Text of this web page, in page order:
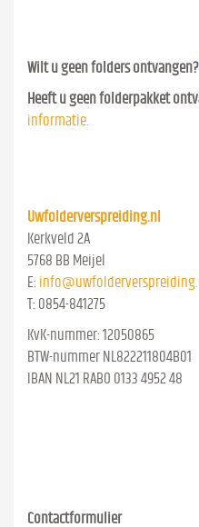
Wilt u geen folders ontvangen?
Heeft u geen folderpakket
informatie.
Uwfolderverspreiding.nl
Kerkveld 2A
5768 BB Meijel
E:
T: 0854-841275
KvK-nummer: 12050865
BTW-nummer NL822211804B01
IBAN NL21 RABO 0133 4952 48
Contactformulier